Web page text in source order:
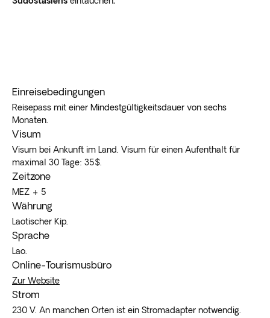
Einreisebedingungen
Reisepass mit einer Mindestgültigkeitsdauer von sechs
Monaten.
Visum
Visum bei Ankunft im Land. Visum für einen Aufenthalt für
maximal 30 Tage: 35$.
Zeitzone
MEZ + 5
Währung
Laotischer Kip.
Sprache
Lao.
Online-Tourismusbüro
Zur Website
Strom
230 V. An manchen Orten ist ein Stromadapter notwendig.